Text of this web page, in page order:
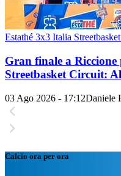
Estathé 3x3 Italia
Gran finale a
Streetbasket Circuit:
03 Ago 2026 - 17:12Daniele
Calcio ora per ora